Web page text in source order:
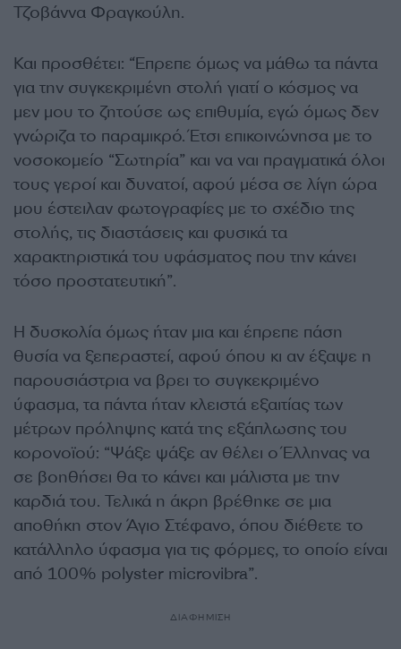
Τζοβάννα Φραγκούλη.
Και προσθέτει: “Έπρεπε όμως να μάθω τα πάντα
για την συγκεκριμένη στολή γιατί ο κόσμος να
μεν μου το ζητούσε ως επιθυμία, εγώ όμως δεν
γνώριζα το παραμικρό. Έτσι επικοινώνησα με το
νοσοκομείο “Σωτηρία” και να ναι πραγματικά όλοι
τους γεροί και δυνατοί, αφού μέσα σε λίγη ώρα
μου έστειλαν φωτογραφίες με το σχέδιο της
στολής, τις διαστάσεις και φυσικά τα
χαρακτηριστικά του υφάσματος που την κάνει
τόσο προστατευτική”.
Η δυσκολία όμως ήταν μια και έπρεπε πάση
θυσία να ξεπεραστεί, αφού όπου κι αν έξαψε η
παρουσιάστρια να βρει το συγκεκριμένο
ύφασμα, τα πάντα ήταν κλειστά εξαιτίας των
μέτρων πρόληψης κατά της εξάπλωσης του
κορονοϊού: “Ψάξε ψάξε αν θέλει ο Έλληνας να
σε βοηθήσει θα το κάνει και μάλιστα με την
καρδιά του. Τελικά η άκρη βρέθηκε σε μια
αποθήκη στον Άγιο Στέφανο, όπου διέθετε το
κατάλληλο ύφασμα για τις φόρμες, το οποίο είναι
από 100% polyster microvibra”.
ΔΙΑΦΗΜΙΣΗ